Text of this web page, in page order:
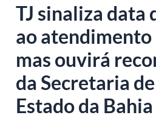
TJ sinaliza data
ao
mas ouvirá
da Secretaria
Estado da Bahia